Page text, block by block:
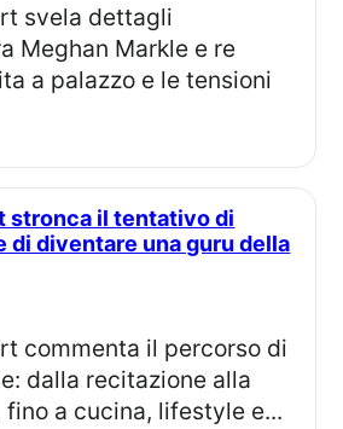
Meghan Markle e re
a palazzo e le tensioni
di diventare una guru della
dalla recitazione alla
a cucina, lifestyle e...